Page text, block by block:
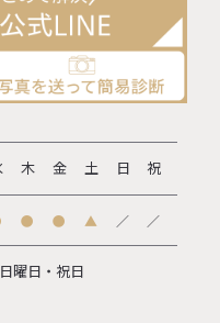
木 金 土 日 祝
● ● ▲ ／ ／
曜日・祝日